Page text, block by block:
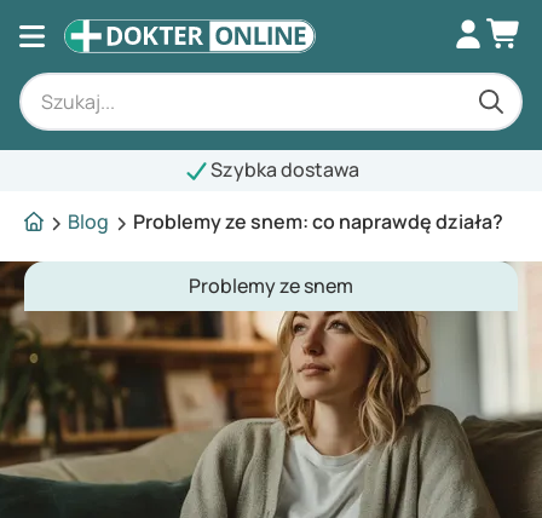
Szybka dostawa
Blog
Problemy ze snem: co naprawdę działa?
Problemy ze snem